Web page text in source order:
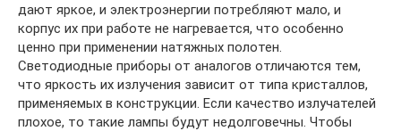
дают яркое, и электроэнергии потребляют мало, и
корпус их при работе не нагревается, что особенно
ценно при применении натяжных полотен.
Светодиодные приборы от аналогов отличаются тем,
что яркость их излучения зависит от типа кристаллов,
применяемых в конструкции. Если качество излучателей
плохое, то такие лампы будут недолговечны. Чтобы